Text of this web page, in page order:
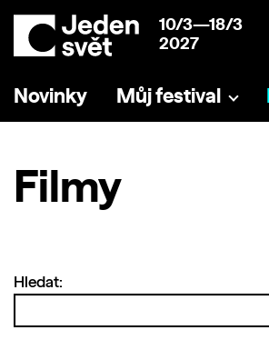
10/3—18/3
2027
Novinky Můj festival
Filmy
Hledat: